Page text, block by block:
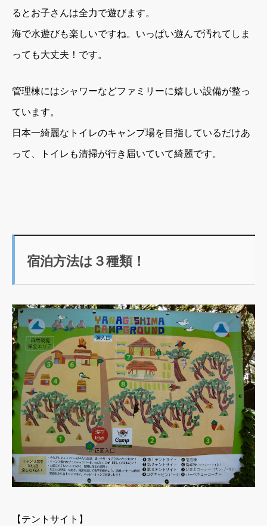
るとお子さんは全力で遊びます。
海で水遊びも楽しいですね。 いっぱい遊んで汚れてしま
っても大丈夫！です。
管理棟にはシャワーなどファミリーに嬉しい設備が整っ
ています。
日本一綺麗なトイレのキャンプ場を目指しているだけあ
って、トイレも清掃が行き届いていて綺麗です。
宿泊方法は３種類！
【テントサイト 】